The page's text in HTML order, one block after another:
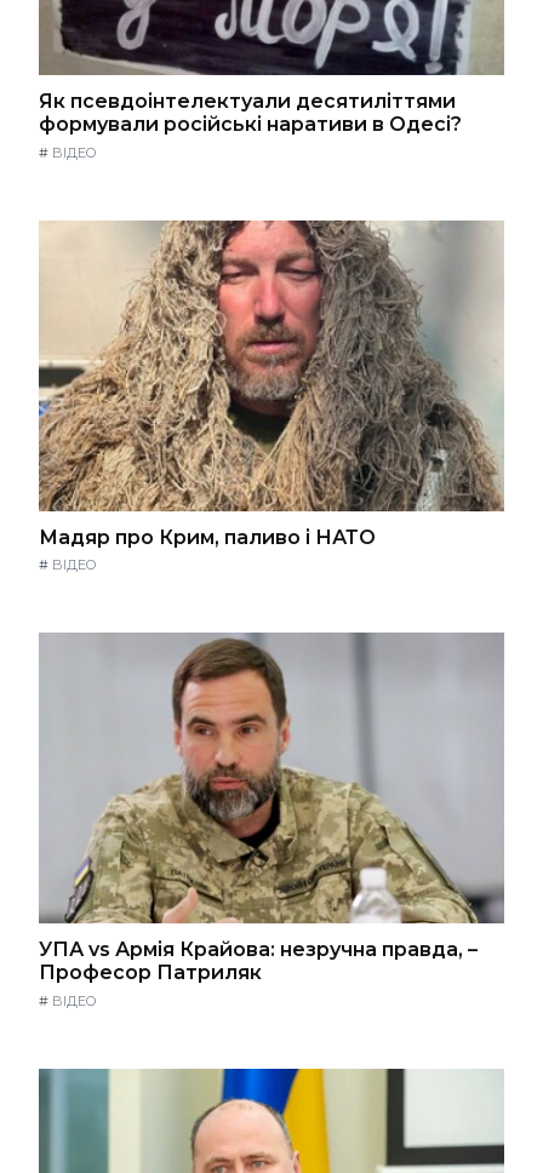
Як псевдоінтелектуали десятиліттями
формували російські наративи в Одесі?
# ВІДЕО
Мадяр про Крим, паливо і НАТО
# ВІДЕО
УПА vs Армія Крайова: незручна правда, –
Професор Патриляк
# ВІДЕО